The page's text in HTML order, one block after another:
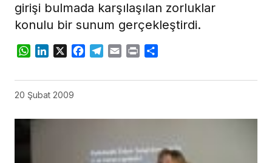
girişi bulmada karşılaşılan zorluklar
konulu bir sunum gerçekleştirdi.
WhatsApp
LinkedIn
X Facebook
Telegram
Email Print
20 Şubat 2009